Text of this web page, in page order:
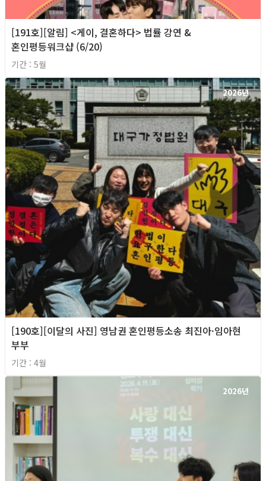
[191호][알림] <게이, 결혼하다> 법률 강연 &
혼인평등워크샵 (6/20)
기간 : 5월
2026년
[190호][이달의 사진] 영남권 혼인평등소송 최진아·임아현
부부
기간 : 4월
2026년